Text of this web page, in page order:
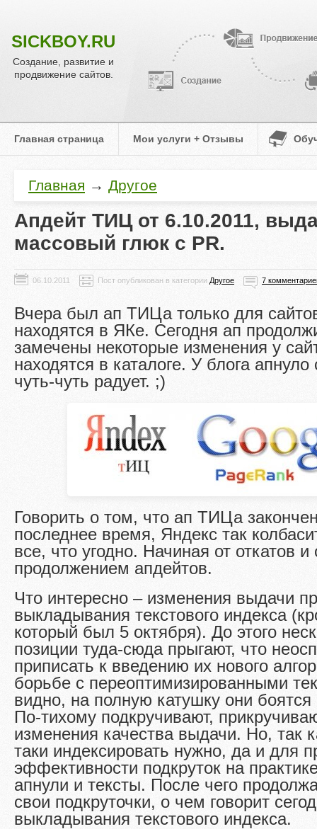
SICKBOY.RU
Создание, развитие и
продвижение сайтов.
Главная страница Мои услуги + Отзывы
Главная → Другое
Апдейт ТИЦ от 6.10.2011,
массовый глюк с PR.
Пост опубликован в категории Другое 7
Вчера был ап ТИЦа только для
находятся в ЯКе. Сегодня ап
замечены некоторые изменения у
находятся в каталоге. У блога
чуть-чуть радует. ;)
Говорить о том, что ап ТИЦа
последнее время, Яндекс так
все, что угодно. Начиная от откатов и
продолжением апдейтов.
Что интересно – изменения выдачи
выкладывания текстового индекса
который был 5 октября). До этого
позиции туда-сюда прыгают, что
приписать к введению их нового
борьбе с переоптимизированными
видно, на полную катушку они боятся
По-тихому подкручивают,
изменения качества выдачи. Но, так
таки индексировать нужно, да и для
эффективности подкруток на
апнули и тексты. После чего
свои подкруточки, о чем говорит
выкладывания текстового индекса.